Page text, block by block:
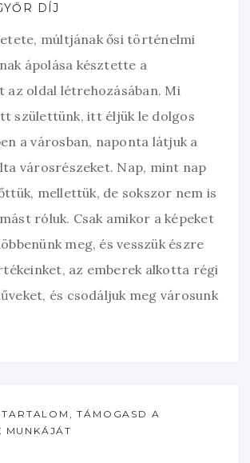
DÍJ
múltjának ősi történelmi
ápolása késztette a
az oldal létrehozásában. Mi
születtünk, itt éljük le dolgos
a városban, naponta látjuk a
városrészeket. Nap, mint nap
mellettük, de sokszor nem is
róluk. Csak amikor a képeket
meg, és vesszük észre
az emberek alkotta régi
és csodáljuk meg városunk
TÁMOGASD A
MUNKÁJÁT